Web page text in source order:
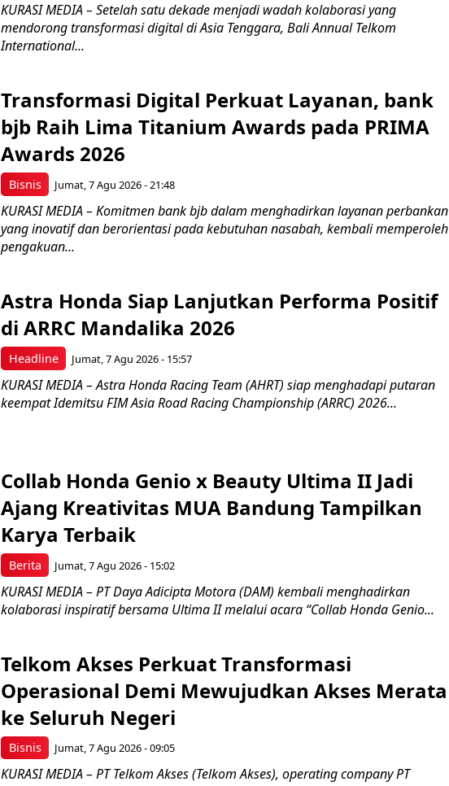
KURASI MEDIA – Setelah satu dekade menjadi wadah kolaborasi yang
mendorong transformasi digital di Asia Tenggara, Bali Annual Telkom
International...
Bisnis
Transformasi Digital Perkuat Layanan, bank
bjb Raih Lima Titanium Awards pada PRIMA
Awards 2026
Jumat, 7 Agu 2026 - 21:48
KURASI MEDIA – Komitmen bank bjb dalam menghadirkan layanan perbankan
yang inovatif dan berorientasi pada kebutuhan nasabah, kembali memperoleh
pengakuan...
Headline
Astra Honda Siap Lanjutkan Performa Positif
di ARRC Mandalika 2026
Jumat, 7 Agu 2026 - 15:57
KURASI MEDIA – Astra Honda Racing Team (AHRT) siap menghadapi putaran
keempat Idemitsu FIM Asia Road Racing Championship (ARRC) 2026...
Berita
Collab Honda Genio x Beauty Ultima II Jadi
Ajang Kreativitas MUA Bandung Tampilkan
Karya Terbaik
Jumat, 7 Agu 2026 - 15:02
KURASI MEDIA – PT Daya Adicipta Motora (DAM) kembali menghadirkan
kolaborasi inspiratif bersama Ultima II melalui acara “Collab Honda Genio...
Bisnis
Telkom Akses Perkuat Transformasi
Operasional Demi Mewujudkan Akses Merata
ke Seluruh Negeri
Jumat, 7 Agu 2026 - 09:05
KURASI MEDIA – PT Telkom Akses (Telkom Akses), operating company PT